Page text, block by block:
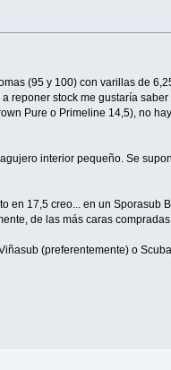
(95 y 100) con varillas de
reponer stock me gustaría
Pure o Primeline 14,5), no
interior pequeño. Se
en 17,5 creo... en un Sporasub
de las más caras
(preferentemente) o